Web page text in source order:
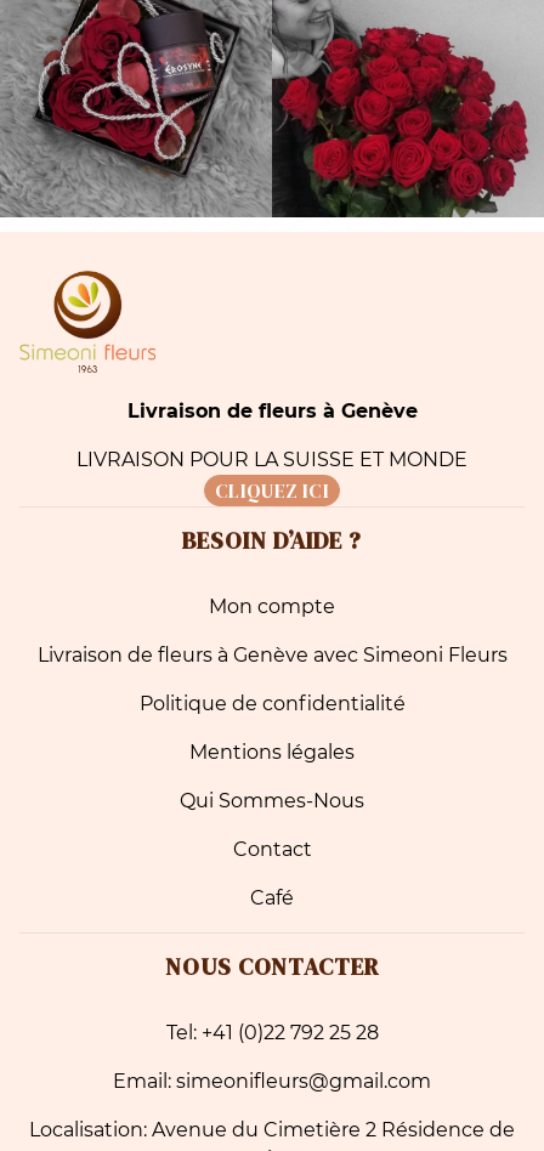
Livraison de fleurs à Genève
LIVRAISON POUR LA SUISSE ET MONDE
CLIQUEZ ICI
BESOIN D’AIDE ?
Mon compte
Livraison de fleurs à Genève avec Simeoni Fleurs
Politique de confidentialité
Mentions légales
Qui Sommes-Nous
Contact
Café
NOUS CONTACTER
Tel: +41 (0)22 792 25 28
Email: simeonifleurs@gmail.com
Localisation: Avenue du Cimetière 2 Résidence de